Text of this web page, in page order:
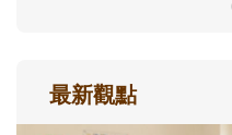
最新觀點